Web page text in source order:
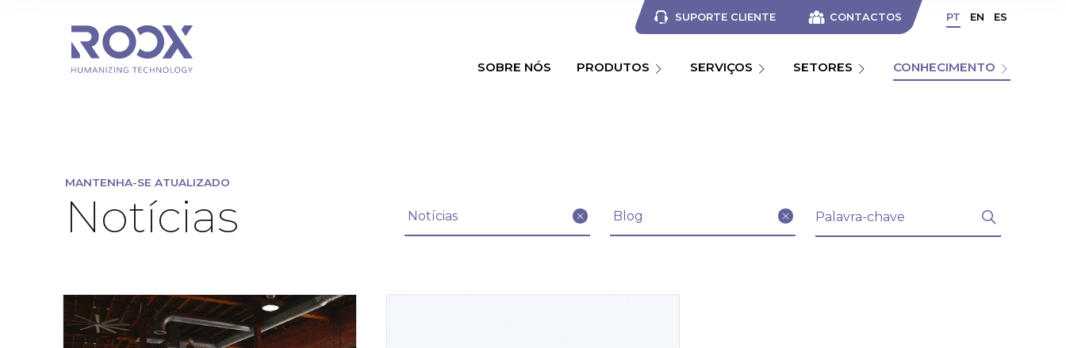
SOBRE NÓS PRODUTOS SERVIÇOS SETORES CONHECIMENTO
SUPORTE CLIENTE CONTACTOS PT EN ES
MANTENHA-SE ATUALIZADO
Notícias Filtrar artigos